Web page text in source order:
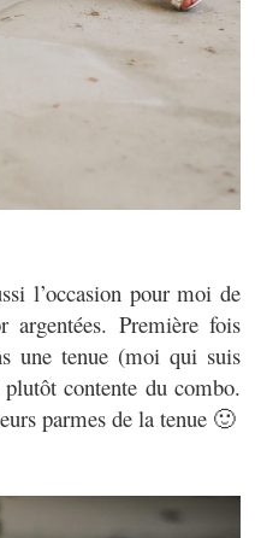
l’occasion pour moi de
argentées. Première fois
une tenue (moi qui suis
contente du combo.
parmes de la tenue 🙂